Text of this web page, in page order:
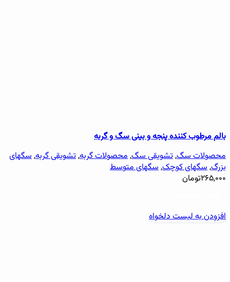
بالم مرطوب کننده پنجه و بینی سگ و گربه
محصولات سگ,تشویقی سگ,محصولات گربه,تشویقی گربه,سگهای
بزرگ,سگهای کوچک,سگهای متوسط
۲۶۵,۰۰۰تومان
افزودن به لیست دلخواه